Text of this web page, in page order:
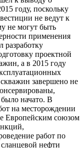
году, поскольку
не ведут к
не могут быть
применения
разработку
проектной
а в 2015 году
завершено не
начато. В
на месторождении
Европейским союзом
работ по
сланцевой нефти